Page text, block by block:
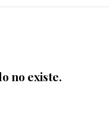
no existe.